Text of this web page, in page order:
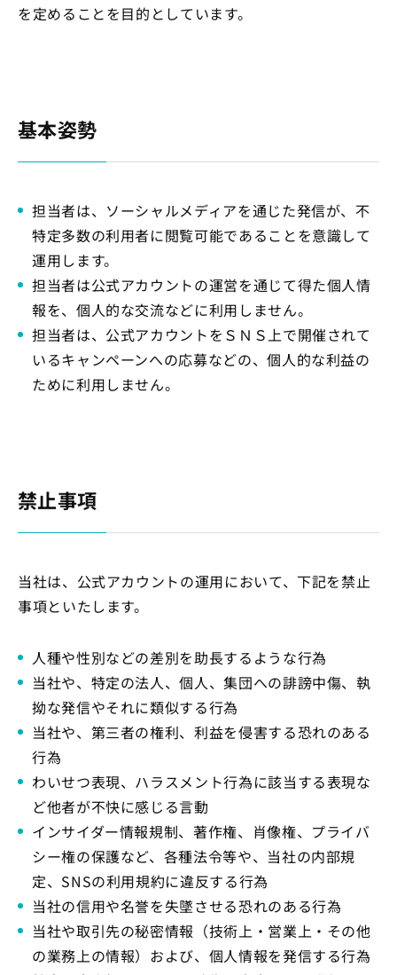
を定めることを目的としています。
基本姿勢
担当者は、ソーシャルメディアを通じた発信が、不
特定多数の利用者に閲覧可能であることを意識して
運用します。
担当者は公式アカウントの運営を通じて得た個人情
報を、個人的な交流などに利用しません。
担当者は、公式アカウントをＳＮＳ上で開催されて
いるキャンペーンへの応募などの、個人的な利益の
ために利用しません。
禁止事項
当社は、公式アカウントの運用において、下記を禁止
事項といたします。
人種や性別などの差別を助長するような行為
当社や、特定の法人、個人、集団への誹謗中傷、執
拗な発信やそれに類似する行為
当社や、第三者の権利、利益を侵害する恐れのある
行為
わいせつ表現、ハラスメント行為に該当する表現な
ど他者が不快に感じる言動
インサイダー情報規制、著作権、肖像権、プライバ
シー権の保護など、各種法令等や、当社の内部規
定、SNSの利用規約に違反する行為
当社の信用や名誉を失墜させる恐れのある行為
当社や取引先の秘密情報（技術上・営業上・その他
の業務上の情報）および、個人情報を発信する行為